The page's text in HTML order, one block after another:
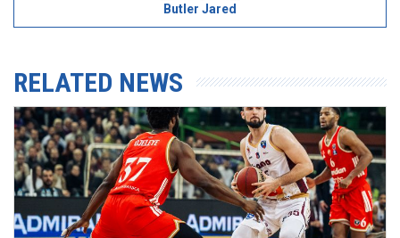
Butler Jared
RELATED NEWS